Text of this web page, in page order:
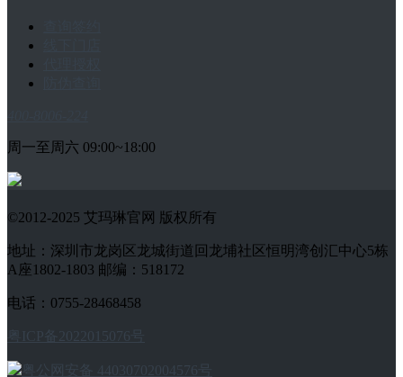
周一至周六 09:00~18:00
©2012-2025 艾玛琳官网 版权所有
地址：深圳市龙岗区龙城街道回龙埔社区恒明湾创汇中心5栋
A座1802-1803 邮编：518172
电话：0755-28468458
粤ICP备2022015076号
粤公网安备 44030702004576号